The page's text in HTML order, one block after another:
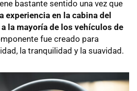
bastante sentido una vez que
experiencia en la cabina del
la mayoría de los vehículos de
fue creado para
la tranquilidad y la suavidad.